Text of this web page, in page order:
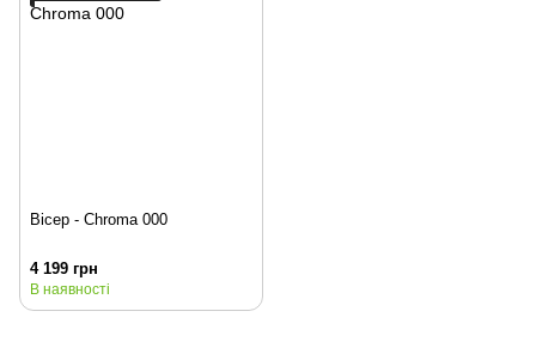
Bicep - Chroma 000
4 199 грн
В наявності